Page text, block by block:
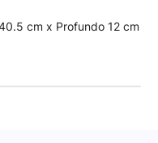
cm x Profundo 12 cm